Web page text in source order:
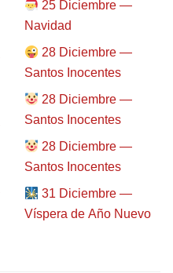
25 Diciembre —
Navidad
28 Diciembre —
Santos Inocentes
28 Diciembre —
Santos Inocentes
28 Diciembre —
Santos Inocentes
31 Diciembre —
Víspera de Año Nuevo